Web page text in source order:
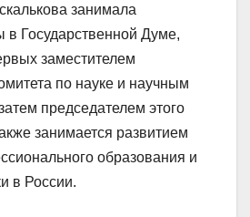
занимала
в Государственной Думе,
заместителем
по науке и научным
председателем этого
занимается развитием
образования и
в России.